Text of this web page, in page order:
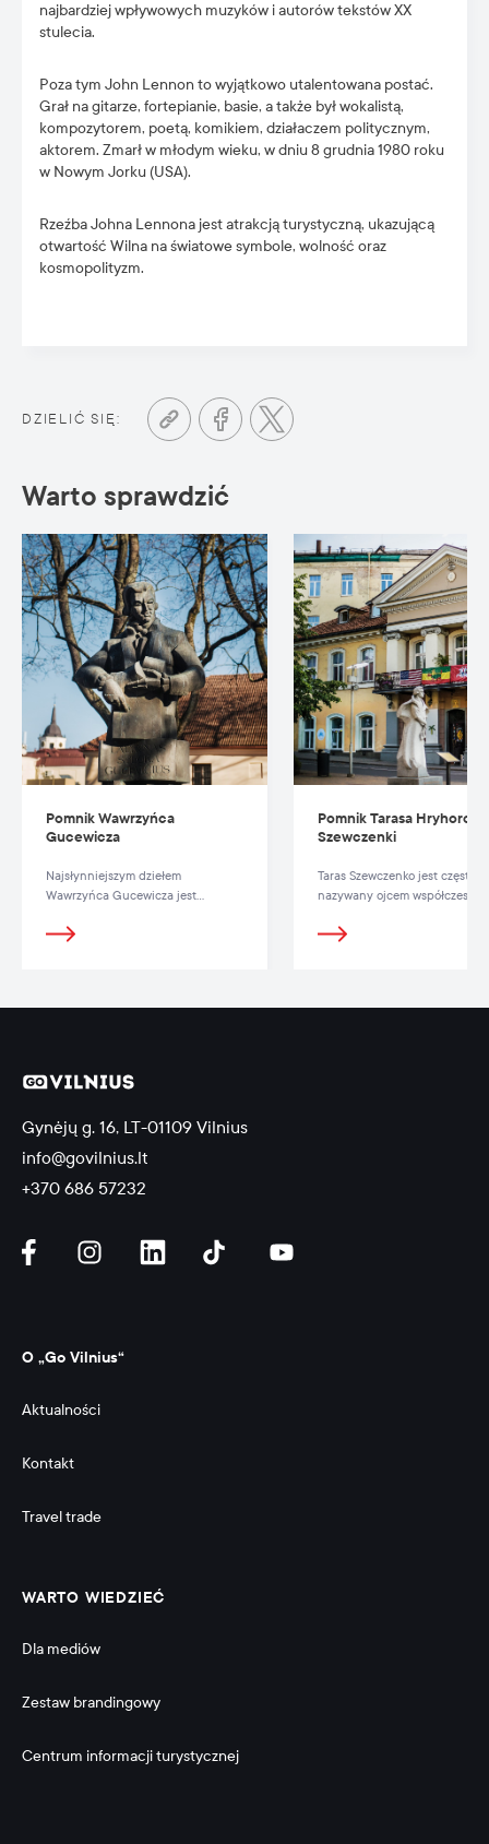
najbardziej wpływowych muzyków i autorów tekstów XX
stulecia.
Poza tym John Lennon to wyjątkowo utalentowana postać.
Grał na gitarze, fortepianie, basie, a także był wokalistą,
kompozytorem, poetą, komikiem, działaczem politycznym,
aktorem. Zmarł w młodym wieku, w dniu 8 grudnia 1980 roku
w Nowym Jorku (USA).
Rzeźba Johna Lennona jest atrakcją turystyczną, ukazującą
otwartość Wilna na światowe symbole, wolność oraz
kosmopolityzm.
DZIELIĆ SIĘ:
Warto sprawdzić
Pomnik Wawrzyńca
Gucewicza
Najsłynniejszym dziełem
Wawrzyńca Gucewicza jest
katedry wileńskiej.
Pomnik Tarasa
Szewczenki
Taras Szewczenko jest często
nazywany ojcem współczesnej
Gynėjų g. 16, LT-01109 Vilnius
info@govilnius.lt
+370 686 57232
O „Go Vilnius“
Aktualności
Kontakt
Travel trade
WARTO WIEDZIEĆ
Dla mediów
Zestaw brandingowy
Centrum informacji turystycznej